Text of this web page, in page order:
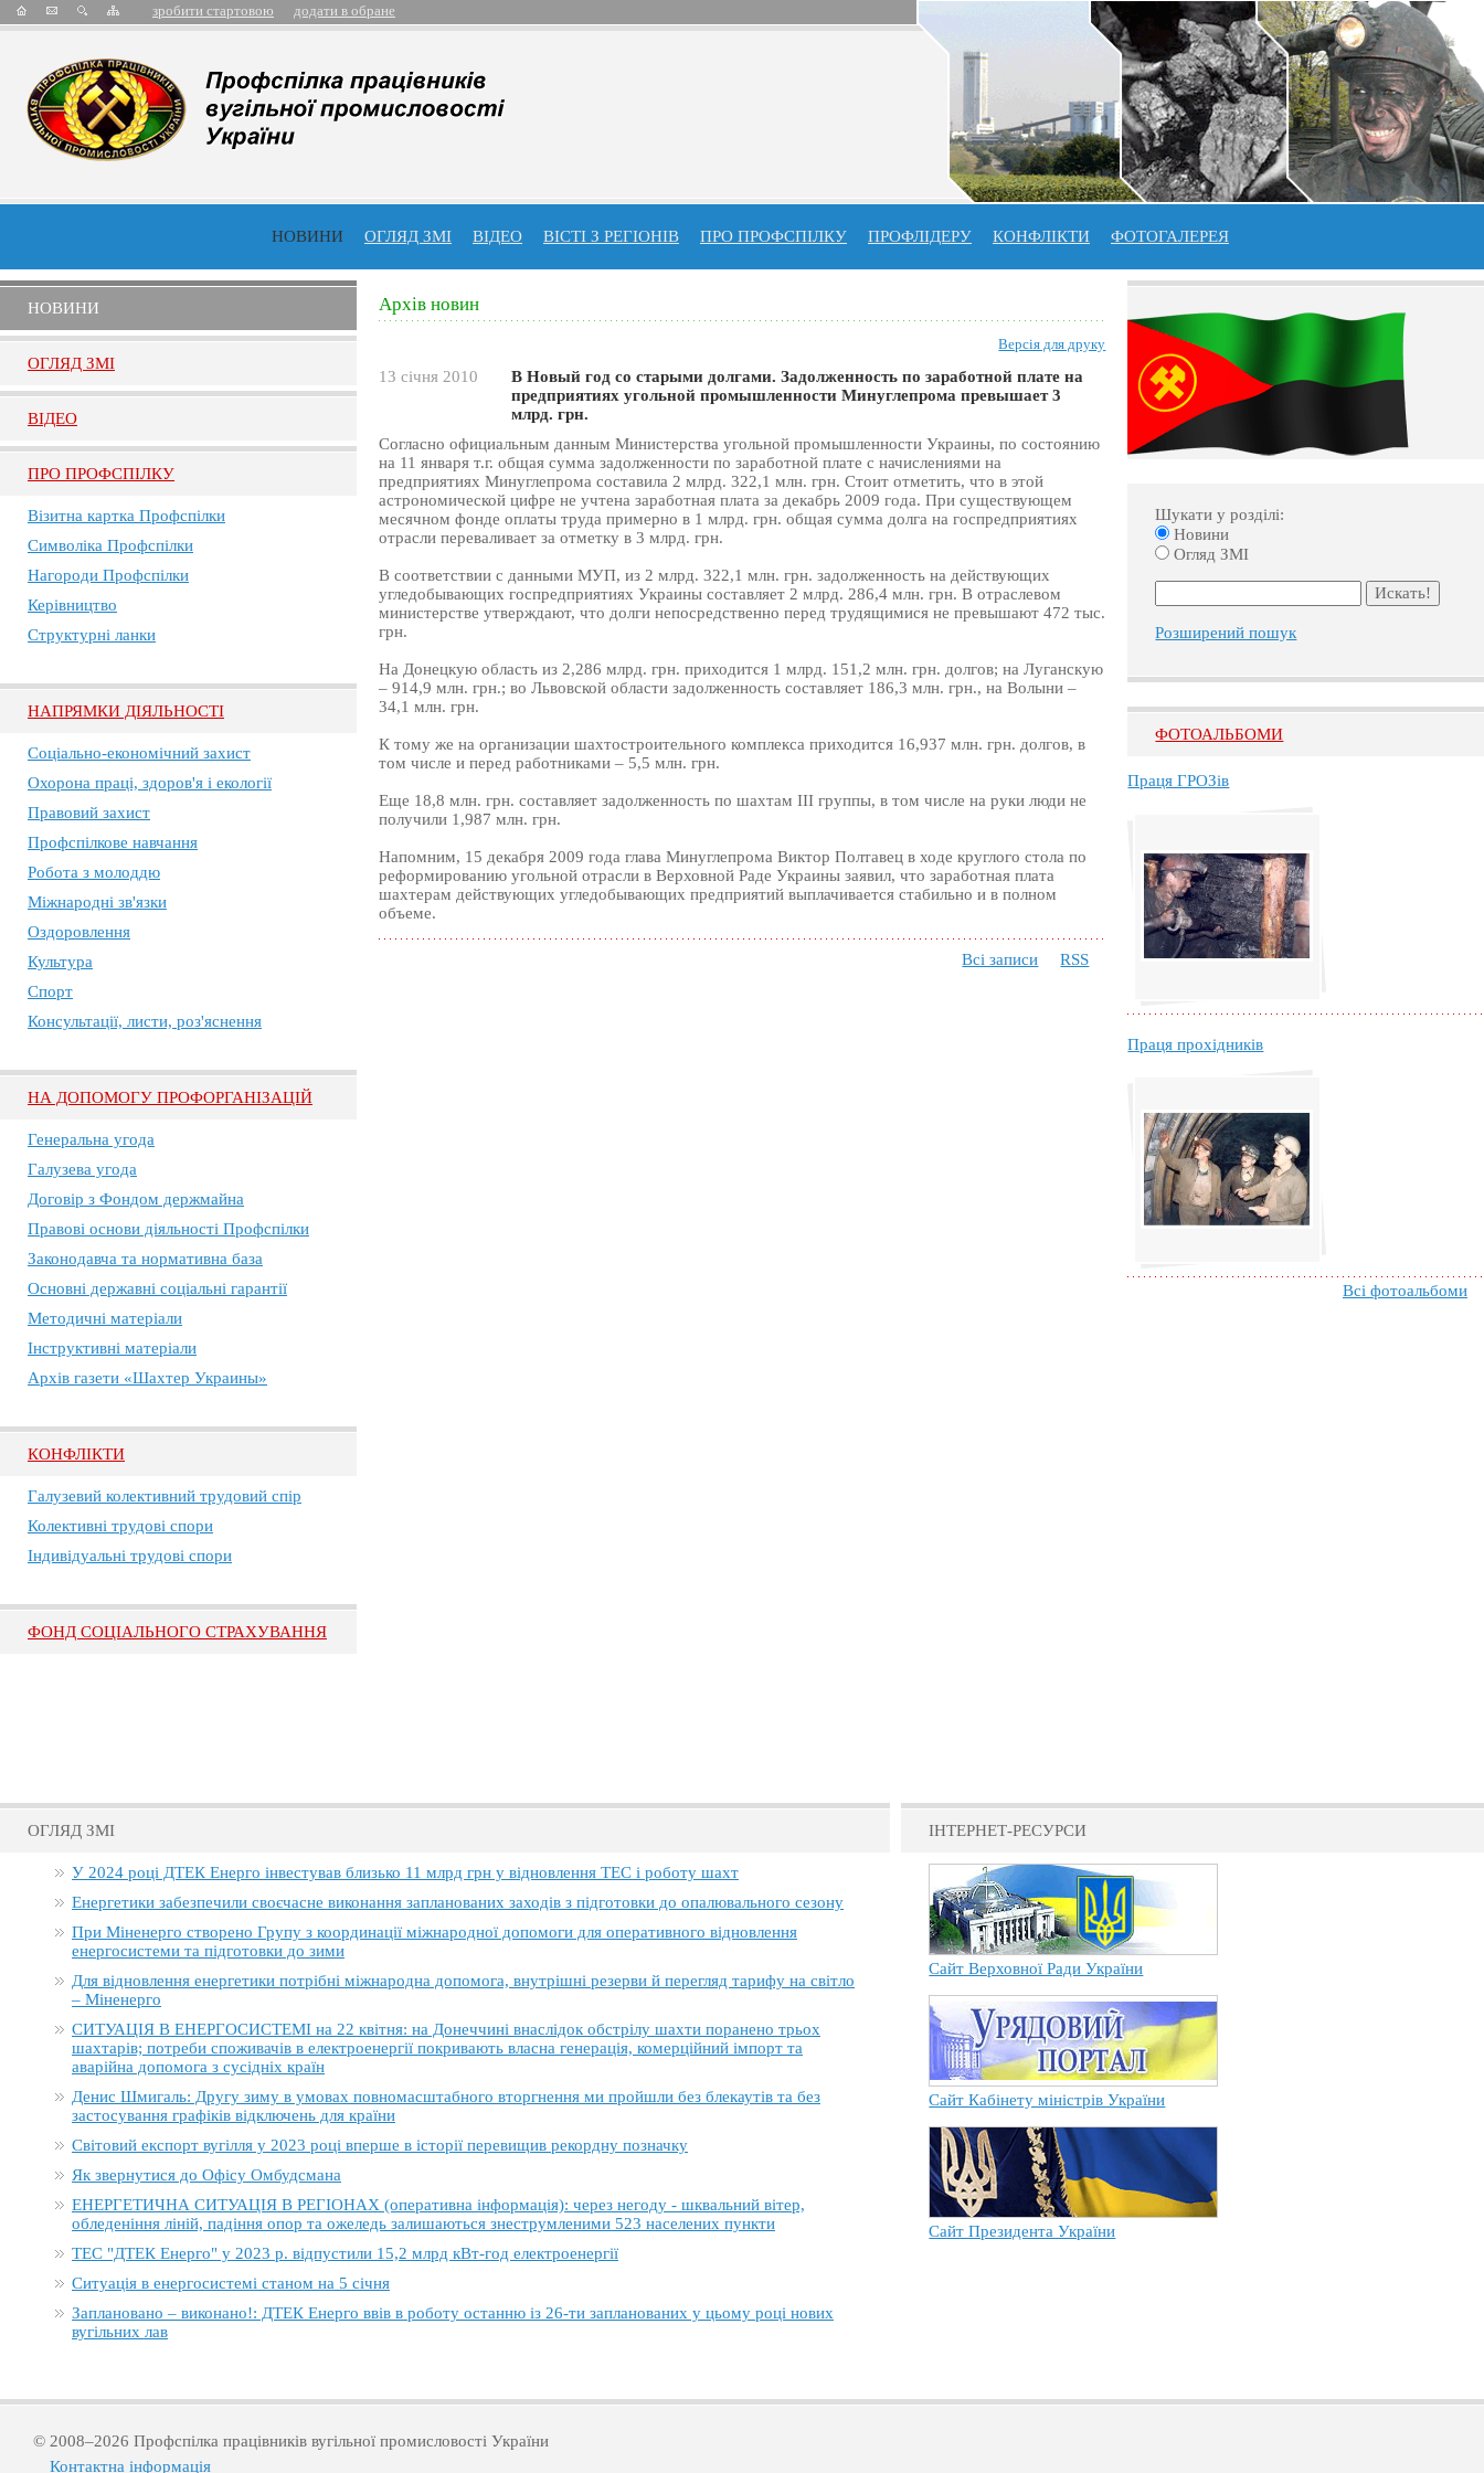
зробити стартовою додати в обране
НОВИНИ ОГЛЯД ЗМІ ВІДЕО ВІСТІ З РЕГІОНІВ ПРО ПРОФСПIЛКУ ПРОФЛIДЕРУ КОНФЛІКТИ ФОТОГАЛЕРЕЯ
НОВИНИ
ОГЛЯД ЗМI
ВIДЕО
ПРО ПРОФСПIЛКУ
Візитна картка Профспілки
Символіка Профспілки
Нагороди Профспілки
Керівництво
Структурні ланки
НАПРЯМКИ ДІЯЛЬНОСТІ
Соціально-економічний захист
Охорона праці, здоров'я і екології
Правовий захист
Профспілкове навчання
Робота з молоддю
Міжнародні зв'язки
Оздоровлення
Культура
Спорт
Консультації, листи, роз'яснення
НА ДОПОМОГУ ПРОФОРГАНІЗАЦІЙ
Генеральна угода
Галузева угода
Договір з Фондом держмайна
Правові основи діяльності Профспілки
Законодавча та нормативна база
Основні державні соціальні гарантії
Методичні матеріали
Інструктивні матеріали
Архів газети «Шахтер Украины»
КОНФЛІКТИ
Галузевий колективний трудовий спір
Колективні трудові спори
Індивідуальні трудові спори
ФОНД СОЦІАЛЬНОГО СТРАХУВАННЯ
Архів новин
Версія для друку
13 січня 2010
В Новый год со старыми долгами. Задолженность по заработной плате на
предприятиях угольной промышленности Минуглепрома превышает 3
млрд. грн.
Согласно официальным данным Министерства угольной промышленности Украины, по состоянию
на 11 января т.г. общая сумма задолженности по заработной плате с начислениями на
предприятиях Минуглепрома составила 2 млрд. 322,1 млн. грн. Стоит отметить, что в этой
астрономической цифре не учтена заработная плата за декабрь 2009 года. При существующем
месячном фонде оплаты труда примерно в 1 млрд. грн. общая сумма долга на госпредприятиях
отрасли переваливает за отметку в 3 млрд. грн.
В соответствии с данными МУП, из 2 млрд. 322,1 млн. грн. задолженность на действующих
угледобывающих госпредприятиях Украины составляет 2 млрд. 286,4 млн. грн. В отраслевом
министерстве утверждают, что долги непосредственно перед трудящимися не превышают 472 тыс.
грн.
На Донецкую область из 2,286 млрд. грн. приходится 1 млрд. 151,2 млн. грн. долгов; на Луганскую
– 914,9 млн. грн.; во Львовской области задолженность составляет 186,3 млн. грн., на Волыни –
34,1 млн. грн.
К тому же на организации шахтостроительного комплекса приходится 16,937 млн. грн. долгов, в
том числе и перед работниками – 5,5 млн. грн.
Еще 18,8 млн. грн. составляет задолженность по шахтам III группы, в том числе на руки люди не
получили 1,987 млн. грн.
Напомним, 15 декабря 2009 года глава Минуглепрома Виктор Полтавец в ходе круглого стола по
реформированию угольной отрасли в Верховной Раде Украины заявил, что заработная плата
шахтерам действующих угледобывающих предприятий выплачивается стабильно и в полном
объеме.
Всі записи RSS
Шукати у розділі:
Новини
Огляд ЗМІ
Розширений пошук
ФОТОАЛЬБОМИ
Праця ГРОЗів
Праця прохідників
Всі фотоальбоми
ОГЛЯД ЗМІ
У 2024 році ДТЕК Енерго інвестував близько 11 млрд грн у відновлення ТЕС і роботу шахт
Енергетики забезпечили своєчасне виконання запланованих заходів з підготовки до опалювального сезону
При Міненерго створено Групу з координації міжнародної допомоги для оперативного відновлення
енергосистеми та підготовки до зими
Для відновлення енергетики потрібні міжнародна допомога, внутрішні резерви й перегляд тарифу на світло
– Міненерго
СИТУАЦІЯ В ЕНЕРГОСИСТЕМІ на 22 квітня: на Донеччині внаслідок обстрілу шахти поранено трьох
шахтарів; потреби споживачів в електроенергії покривають власна генерація, комерційний імпорт та
аварійна допомога з сусідніх країн
Денис Шмигаль: Другу зиму в умовах повномасштабного вторгнення ми пройшли без блекаутів та без
застосування графіків відключень для країни
Світовий експорт вугілля у 2023 році вперше в історії перевищив рекордну позначку
Як звернутися до Офісу Омбудсмана
ЕНЕРГЕТИЧНА СИТУАЦІЯ В РЕГІОНАХ (оперативна інформація): через негоду - шквальний вітер,
обледеніння ліній, падіння опор та ожеледь залишаються знеструмленими 523 населених пункти
ТЕС "ДТЕК Енерго" у 2023 р. відпустили 15,2 млрд кВт-год електроенергії
Ситуація в енергосистемі станом на 5 січня
Заплановано – виконано!: ДТЕК Енерго ввів в роботу останню із 26-ти запланованих у цьому році нових
вугільних лав
ІНТЕРНЕТ-РЕСУРСИ
Сайт Верховної Ради України
Сайт Кабінету міністрів України
Сайт Президента України
© 2008–2026 Профспілка працівників вугільної промисловості України
Контактна інформація